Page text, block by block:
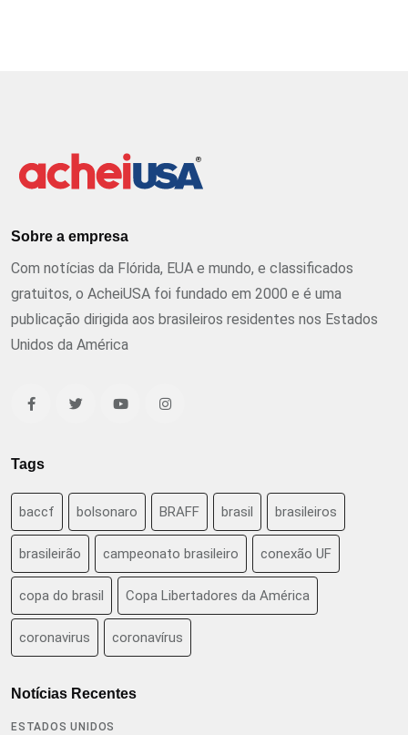
Sobre a empresa
Com notícias da Flórida, EUA e mundo, e classificados
gratuitos, o AcheiUSA foi fundado em 2000 e é uma
publicação dirigida aos brasileiros residentes nos Estados
Unidos da América
Tags
baccf bolsonaro BRAFF brasil brasileiros
brasileirão campeonato brasileiro conexão UF
copa do brasil Copa Libertadores da América
coronavirus coronavírus
Notícias Recentes
ESTADOS UNIDOS